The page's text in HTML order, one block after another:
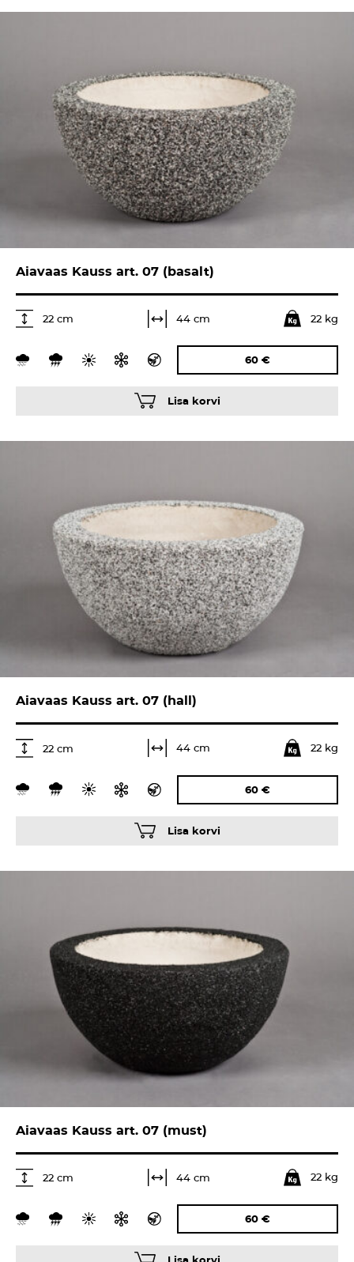
Aiavaas Kauss art. 07 (basalt)
22 cm 44 cm 22 kg
60 €
Lisa korvi
Aiavaas Kauss art. 07 (hall)
22 cm 44 cm 22 kg
60 €
Lisa korvi
Aiavaas Kauss art. 07 (must)
22 cm 44 cm 22 kg
60 €